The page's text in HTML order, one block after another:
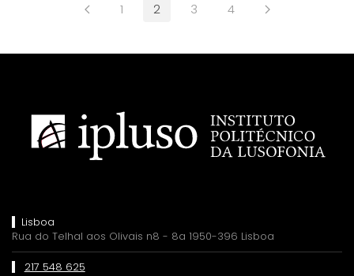
1 2 3 4
Lisboa
Rua do Telhal aos Olivais n8 - 8a 1950-396 Lisboa
217 548 625